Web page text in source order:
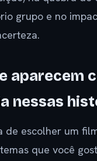
grupo e no
aparecem
nessas
de escolher um
que você